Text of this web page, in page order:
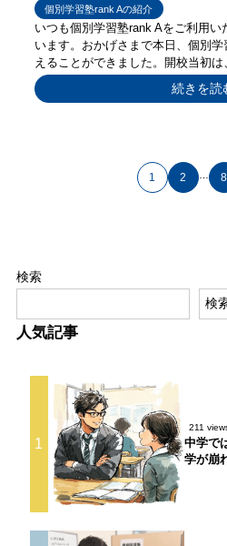
いつも個別学習塾rank Aをご利用
います。おかげさまで本日、個別
えることができました。開校当初は
個別学習塾rank Aの紹介
続きを読
1 2 … 8
検索
検
人気記事
1
211
中学で
学が崩